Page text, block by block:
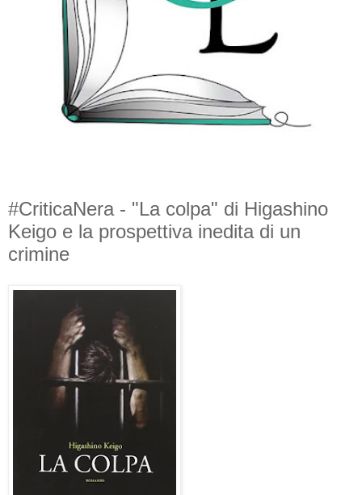
#CriticaNera - "La colpa" di Higashino
Keigo e la prospettiva inedita di un
crimine